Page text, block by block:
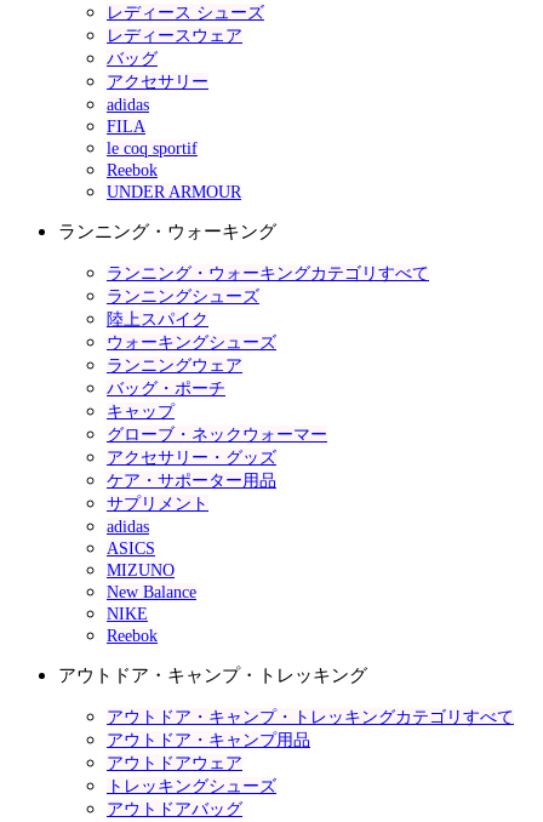
レディース シューズ
レディースウェア
バッグ
アクセサリー
adidas
FILA
le coq sportif
Reebok
UNDER ARMOUR
ランニング・ウォーキング
ランニング・ウォーキングカテゴリすべて
ランニングシューズ
陸上スパイク
ウォーキングシューズ
ランニングウェア
バッグ・ポーチ
キャップ
グローブ・ネックウォーマー
アクセサリー・グッズ
ケア・サポーター用品
サプリメント
adidas
ASICS
MIZUNO
New Balance
NIKE
Reebok
アウトドア・キャンプ・トレッキング
アウトドア・キャンプ・トレッキングカテゴリすべて
アウトドア・キャンプ用品
アウトドアウェア
トレッキングシューズ
アウトドアバッグ